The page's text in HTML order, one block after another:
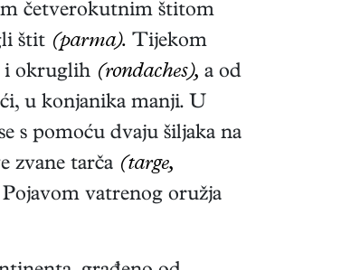
četverokutnim štitom
štit (parma). Tijekom
i okruglih (rondaches), a od
u konjanika manji. U
s pomoću dvaju šiljaka na
zvane tarča (targe,
Pojavom vatrenog oružja